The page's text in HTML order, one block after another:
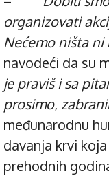
organizovati
Nećemo ništa ni
navodeći da su
je praviš i sa
prosimo,
međunarodnu
davanja krvi
prehodnih